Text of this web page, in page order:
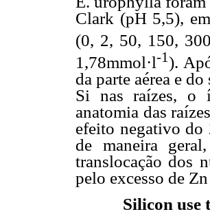
Clark (pH 5,5),
(0, 2, 50, 150,
1,78mmol·l-1).
da parte aérea e
Si nas raízes, o
anatomia das
efeito negativo do
de maneira
translocação dos
pelo excesso de
Silicon use